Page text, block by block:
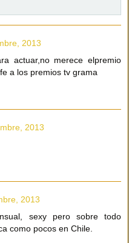
2013
actuar,no merece elpremio
a los premios tv grama
2013
2013
sexy pero sobre todo
como pocos en Chile.